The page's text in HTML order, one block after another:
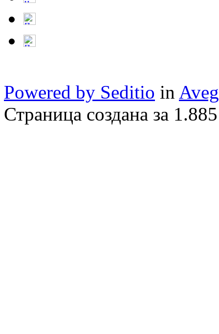
Powered by Seditio in
Страница создана за